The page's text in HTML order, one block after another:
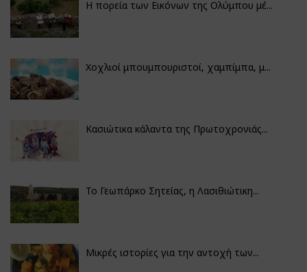
Η πορεία των Εικόνων της Ολύμπου μέ...
Χοχλιοί μπουμπουριστοί, χαμπίμπα, μ...
Κασιώτικα κάλαντα της Πρωτοχρονιάς...
Το Γεωπάρκο Σητείας, η Λασιθιώτικη...
Μικρές ιστορίες για την αντοχή των...